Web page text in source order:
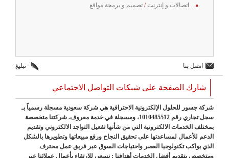
اتصالات و إنترنت/ تصميم و برمجة مواقع
اتصل بنا تبليغ
شارك الصفحة على شبكات التواصل الاجتماعي
شركة جسور للحلول الإلكترونية الاحترافية هي شركة سعودية مسجلة رسمياً بـ
سجل تجاري رقم 1010485512، ومسجلة في خدمة معروف. شركتنا متخصصة
بمختلف الخدمات الالكترونية التي من شأنها تفعيل التواجد الالكتروني وتقديم
الدعم للأعمال لمساعدتها على تحقيق النجاح ورفع مبيعاتها وتطويرها بالشكل
الذي يواكب تكنولوجيا العصر واحتياجات السوق عبر فريق عمل محترف
ومتخصص بتقديم أفضل الخدمات أهدافنا : نسعى للارتقاء بأعمال عملائنا عبر